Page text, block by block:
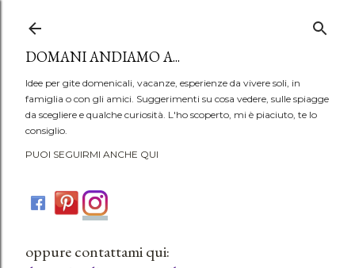
DOMANI ANDIAMO A...
Idee per gite domenicali, vacanze, esperienze da vivere soli, in
famiglia o con gli amici. Suggerimenti su cosa vedere, sulle spiagge
da scegliere e qualche curiosità. L'ho scoperto, mi è piaciuto, te lo
consiglio.
PUOI SEGUIRMI ANCHE QUI
oppure contattami qui: